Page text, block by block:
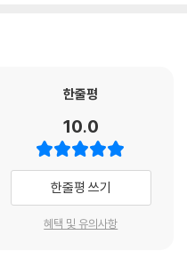
있다. 남자들은 육체를 자신만
나. 플라톤은 본래 인간이 양성
간은 두 개의 반쪽으로, 그러니
었어. 그런데 이렇게 나뉜 거야.
을 찾아다니게 된 거지. 우리는
있으니까.”
대한 경계심을 풀지 않는 데스
드사의 기업 문화가 대표한다. 포
는 경제적 기반을 제공할 뿐 아
워 미국 국민 문화의 핵심인 자
을 한다. 레프티는 이 포드 잡탕
서의 자격을 획득했다고 생각하
여졌다고 생각했던 집단에서 쫓
한줄평
10.0
한줄평 쓰기
혜택 및 유의사항